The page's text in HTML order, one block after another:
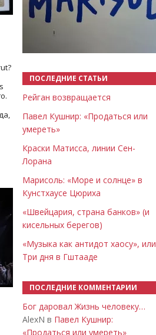
ПОСЛЕДНИЕ СТАТЬИ
Рейган возвращается
Павел Кушнир: «Продаться или
умереть»
Краски Матисса, линии Сен-
Лорана
Марисоль: «Море и солнце» в
Кунстхаусе Цюриха
«Швейцария, страна банков» (и
кисельных берегов)
«Музыка как антидот хаосу», или
Три дня в Гштааде
ПОСЛЕДНИЕ КОММЕНТАРИИ
Бог даровал Жизнь человеку…
AlexN в Павел Кушнир:
«Продаться или умереть»